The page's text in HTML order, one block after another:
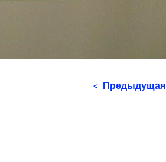
< Предыдущая